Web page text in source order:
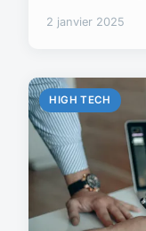
2 janvier 2025
HIGH TECH